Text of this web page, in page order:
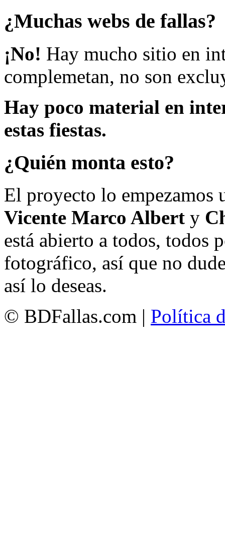
¿Muchas webs de fallas?
¡No! Hay mucho sitio en
complemetan, no son
Hay poco material en
estas fiestas.
¿Quién monta esto?
El proyecto lo empezamos
Vicente Marco Albert y
está abierto a todos, todos
fotográfico, así que no
así lo deseas.
© BDFallas.com | Política